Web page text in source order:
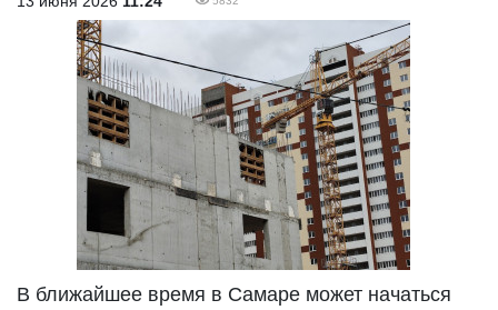
В ближайшее время в Самаре может начаться